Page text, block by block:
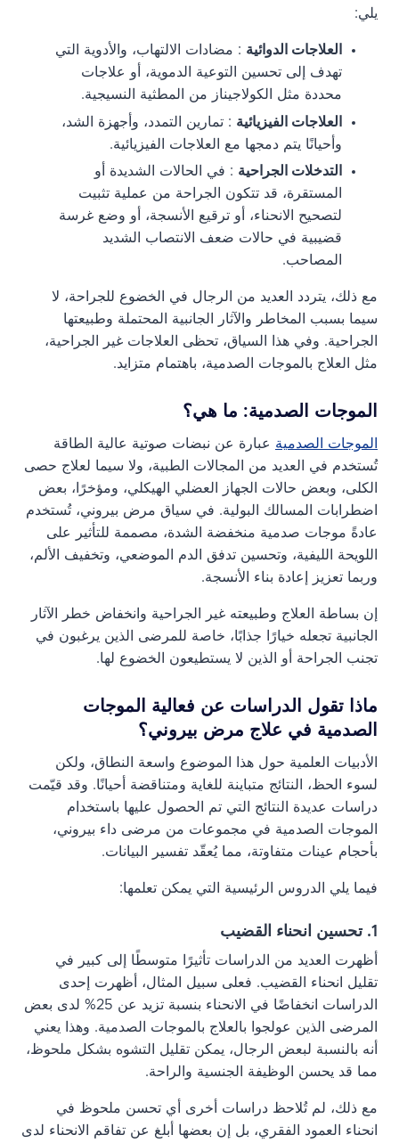
يلي:
العلاجات الدوائية : مضادات الالتهاب، والأدوية التي
تهدف إلى تحسين التوعية الدموية، أو علاجات
محددة مثل الكولاجيناز من المطثية النسيجية.
العلاجات الفيزيائية : تمارين التمدد، وأجهزة الشد،
وأحيانًا يتم دمجها مع العلاجات الفيزيائية.
التدخلات الجراحية : في الحالات الشديدة أو
المستقرة، قد تتكون الجراحة من عملية تثبيت
لتصحيح الانحناء، أو ترقيع الأنسجة، أو وضع غرسة
قضيبية في حالات ضعف الانتصاب الشديد
المصاحب.
مع ذلك، يتردد العديد من الرجال في الخضوع للجراحة، لا
سيما بسبب المخاطر والآثار الجانبية المحتملة وطبيعتها
الجراحية. وفي هذا السياق، تحظى العلاجات غير الجراحية،
مثل العلاج بالموجات الصدمية، باهتمام متزايد.
الموجات الصدمية: ما هي؟
الموجات الصدمية عبارة عن نبضات صوتية عالية الطاقة
تُستخدم في العديد من المجالات الطبية، ولا سيما لعلاج حصى
الكلى، وبعض حالات الجهاز العضلي الهيكلي، ومؤخرًا، بعض
اضطرابات المسالك البولية. في سياق مرض بيروني، تُستخدم
عادةً موجات صدمية منخفضة الشدة، مصممة للتأثير على
اللويحة الليفية، وتحسين تدفق الدم الموضعي، وتخفيف الألم،
وربما تعزيز إعادة بناء الأنسجة.
إن بساطة العلاج وطبيعته غير الجراحية وانخفاض خطر الآثار
الجانبية تجعله خيارًا جذابًا، خاصة للمرضى الذين يرغبون في
تجنب الجراحة أو الذين لا يستطيعون الخضوع لها.
ماذا تقول الدراسات عن فعالية الموجات
الصدمية في علاج مرض بيروني؟
الأدبيات العلمية حول هذا الموضوع واسعة النطاق، ولكن
لسوء الحظ، النتائج متباينة للغاية ومتناقضة أحيانًا. وقد قيّمت
دراسات عديدة النتائج التي تم الحصول عليها باستخدام
الموجات الصدمية في مجموعات من مرضى داء بيروني،
بأحجام عينات متفاوتة، مما يُعقّد تفسير البيانات.
فيما يلي الدروس الرئيسية التي يمكن تعلمها:
1. تحسين انحناء القضيب
أظهرت العديد من الدراسات تأثيرًا متوسطًا إلى كبير في
تقليل انحناء القضيب. فعلى سبيل المثال، أظهرت إحدى
الدراسات انخفاضًا في الانحناء بنسبة تزيد عن 25% لدى بعض
المرضى الذين عولجوا بالعلاج بالموجات الصدمية. وهذا يعني
أنه بالنسبة لبعض الرجال، يمكن تقليل التشوه بشكل ملحوظ،
مما قد يحسن الوظيفة الجنسية والراحة.
مع ذلك، لم تُلاحظ دراسات أخرى أي تحسن ملحوظ في
انحناء العمود الفقري، بل إن بعضها أبلغ عن تفاقم الانحناء لدى